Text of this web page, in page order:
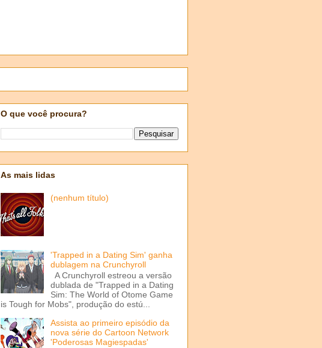
O que você procura?
As mais lidas
(nenhum título)
'Trapped in a Dating Sim' ganha
dublagem na Crunchyroll
A Crunchyroll estreou a versão
dublada de "Trapped in a Dating
Sim: The World of Otome Game
is Tough for Mobs", produção do estú...
Assista ao primeiro episódio da
nova série do Cartoon Network
'Poderosas Magiespadas'